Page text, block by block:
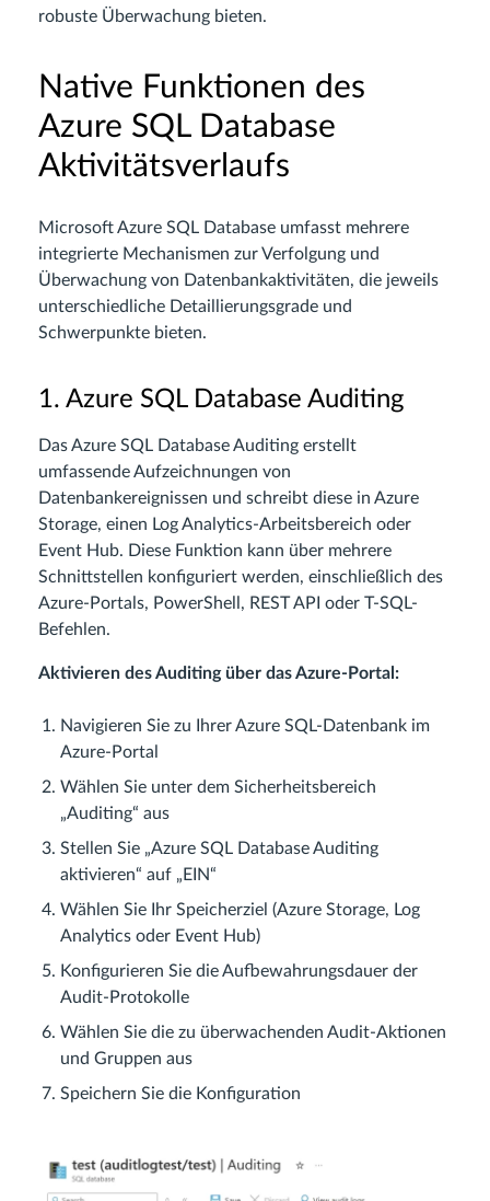
robuste Überwachung bieten.
Native Funktionen des
Azure SQL Database
Aktivitätsverlaufs
Microsoft Azure SQL Database umfasst mehrere
integrierte Mechanismen zur Verfolgung und
Überwachung von Datenbankaktivitäten, die jeweils
unterschiedliche Detaillierungsgrade und
Schwerpunkte bieten.
1. Azure SQL Database Auditing
Das Azure SQL Database Auditing erstellt
umfassende Aufzeichnungen von
Datenbankereignissen und schreibt diese in Azure
Storage, einen Log Analytics-Arbeitsbereich oder
Event Hub. Diese Funktion kann über mehrere
Schnittstellen konfiguriert werden, einschließlich des
Azure-Portals, PowerShell, REST API oder T-SQL-
Befehlen.
Aktivieren des Auditing über das Azure-Portal:
Navigieren Sie zu Ihrer Azure SQL-Datenbank im
Azure-Portal
Wählen Sie unter dem Sicherheitsbereich
„Auditing“ aus
Stellen Sie „Azure SQL Database Auditing
aktivieren“ auf „EIN“
Wählen Sie Ihr Speicherziel (Azure Storage, Log
Analytics oder Event Hub)
Konfigurieren Sie die Aufbewahrungsdauer der
Audit-Protokolle
Wählen Sie die zu überwachenden Audit-Aktionen
und Gruppen aus
Speichern Sie die Konfiguration